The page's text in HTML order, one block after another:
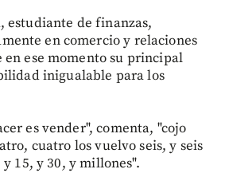
estudiante de finanzas,
en comercio y relaciones
en ese momento su principal
inigualable para los
es vender", comenta, "cojo
cuatro los vuelvo seis, y seis
15, y 30, y millones".